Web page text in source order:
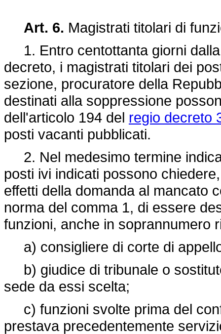
Art. 6. Magistrati titolari di
1. Entro centottanta giorni
decreto, i magistrati titolari dei
sezione, procuratore della
destinati alla soppressione
dell'articolo 194 del regio decreto
posti vacanti pubblicati.
2. Nel medesimo termine
posti ivi indicati possono
effetti della domanda al mancato
norma del comma 1, di essere
funzioni, anche in soprannumero
a) consigliere di corte di
b) giudice di tribunale o
sede da essi scelta;
c) funzioni svolte prima del
prestava precedentemente